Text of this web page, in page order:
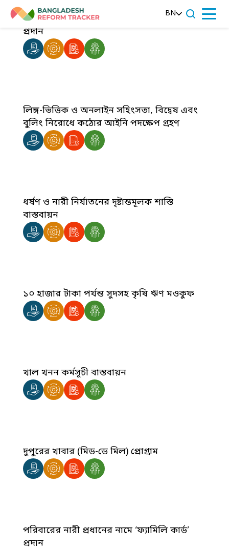
Skip
content
BN Menu
নারী উদ্যোক্তাদের আর্থিক ও দক্ষতা সহায়তা
প্রদান
লিঙ্গ-ভিত্তিক ও অনলাইন সহিংসতা, বিদ্বেষ এবং
বুলিং নিরোধে কঠোর আইনি পদক্ষেপ গ্রহণ
ধর্ষণ ও নারী নির্যাতনের দৃষ্টান্তমূলক শাস্তি
বাস্তবায়ন
১০ হাজার টাকা পর্যন্ত সুদসহ কৃষি ঋণ মওকুফ
খাল খনন কর্মসূচী বাস্তবায়ন
দুপুরের খাবার (মিড-ডে মিল) প্রোগ্রাম
পরিবারের নারী প্রধানের নামে ‘ফ্যামিলি কার্ড’
প্রদান